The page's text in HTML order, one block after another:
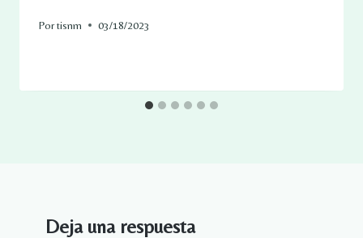
Portisnm 03/18/2023
Deja una respuesta